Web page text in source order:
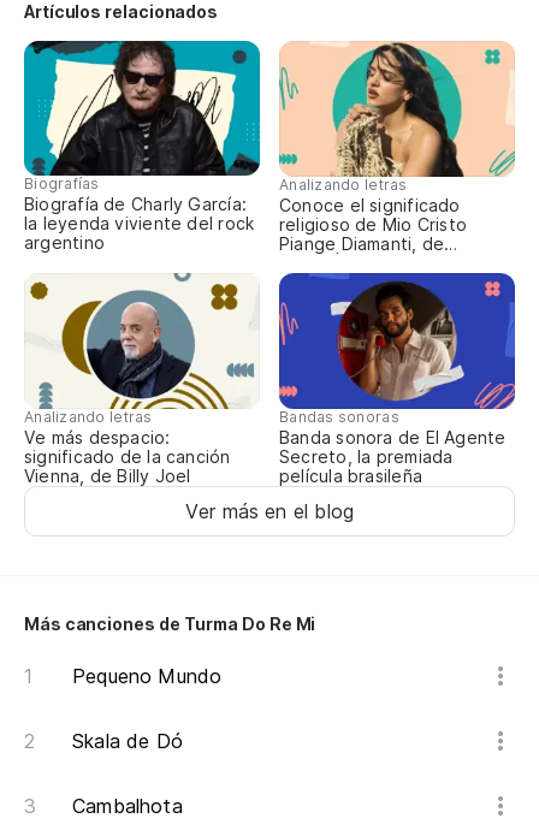
Artículos relacionados
Biografías
Biografía de Charly García:
la leyenda viviente del rock
argentino
Analizando letras
Conoce el significado
religioso de Mio Cristo
Piange Diamanti, de
Analizando letras
Ve más despacio:
significado de la canción
Vienna, de Billy Joel
Bandas sonoras
Banda sonora de El Agente
Secreto, la premiada
película brasileña
Ver más en el blog
Más canciones de Turma Do Re Mi
Pequeno Mundo
Skala de Dó
Cambalhota